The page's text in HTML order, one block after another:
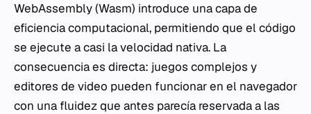
WebAssembly (Wasm) introduce una capa de
eficiencia computacional, permitiendo que el código
se ejecute a casi la velocidad nativa. La
consecuencia es directa: juegos complejos y
editores de video pueden funcionar en el navegador
con una fluidez que antes parecía reservada a las